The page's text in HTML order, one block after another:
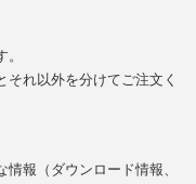
れ以外を分けてご注文く
報（ダウンロード情報、